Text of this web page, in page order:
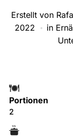
Erstellt von
2022
in
Portionen
2